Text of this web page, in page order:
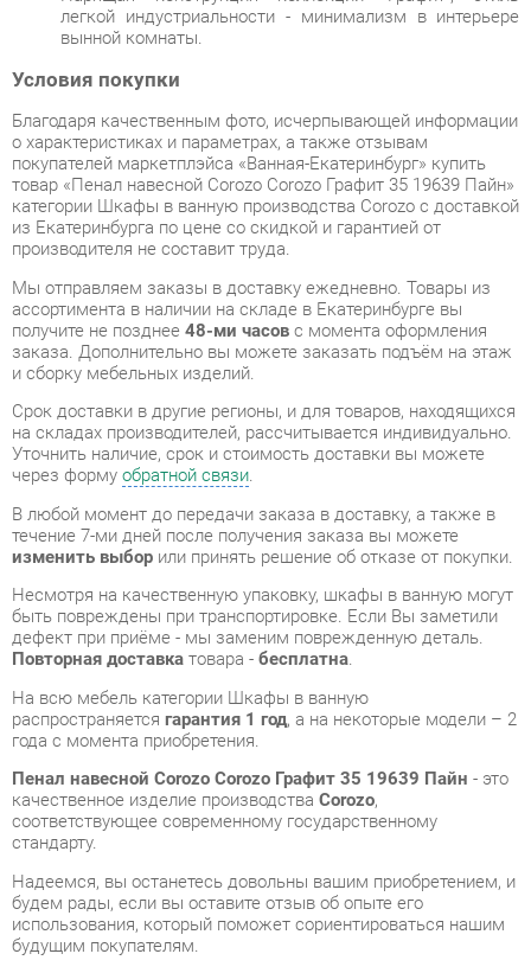
Благодаря качественным фото, исчерпывающей информации
о характеристиках и параметрах, а также отзывам
покупателей маркетплэйса «Ванная-Екатеринбург» купить
товар «Пенал навесной Corozo Corozo Графит 35 19639 Пайн»
категории Шкафы в ванную производства Corozo с доставкой
из Екатеринбурга по цене со скидкой и гарантией от
производителя не составит труда.
Мы отправляем заказы в доставку ежедневно. Товары из
ассортимента в наличии на складе в Екатеринбурге вы
получите не позднее 48-ми часовс момента оформления
заказа. Дополнительно вы можете заказать подъём на этаж
и сборку мебельных изделий.
Срок доставки в другие регионы, и для товаров, находящихся
на складах производителей, рассчитывается индивидуально.
Уточнить наличие, срок и стоимость доставки вы можете
через формуобратной связи.
В любой момент до передачи заказа в доставку, а также в
течение 7-ми дней после получения заказа вы можете
изменить выборили принять решение об отказе от покупки.
Несмотря на качественную упаковку, шкафы в ванную могут
быть повреждены при транспортировке. Если Вы заметили
дефект при приёме - мы заменим поврежденную деталь.
Повторная доставка товара -бесплатна .
На всю мебель категории Шкафы в ванную
распространяется , а на некоторые модели – 2
года с момента приобретения.
Пенал навесной Corozo Corozo Графит 35 19639 Пайн- это
качественное изделие производстваCorozo
стандарту.
Надеемся, вы останетесь довольны вашим приобретением, и
использования, который поможет сориентироваться нашим
будущим покупателям.
Кроме формы
консультацию, фото и видеообзор продукции вы можете по
e-mail, телефону в Екатеринбурге и через мессенджеры
Telegram и WhatsApp.
Шкафы в ванную также можно сравнить между собой в
нашем шоу-руме и купить Пенал навесной Corozo Corozo